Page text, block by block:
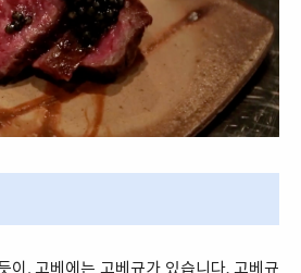
이, 고베에는 고베규가 있습니다. 고베규